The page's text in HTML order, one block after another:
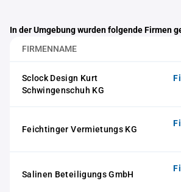
In der Umgebung wurden folgende Firmen
FIRMENNAME
Sclock Design Kurt
Schwingenschuh KG
Feichtinger Vermietungs KG
Salinen Beteiligungs GmbH